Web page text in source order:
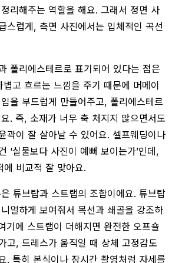
리해주는 역할을 해요. 그래서 정면 사
스럽게, 측면 사진에서는 입체적인 곡선
폴리에스테르로 표기되어 있다는 점은
고 흐르는 느낌을 주기 때문에 머메이
을 부드럽게 만들어주고, 폴리에스테르
. 즉, 소재가 너무 축 처지지 않으면서도
곽이 잘 살아날 수 있어요. 셀프웨딩이나
‘실물보다 사진이 예뻐 보이는가’인데,
에 비교적 잘 맞아요.
튜브탑과 스트랩의 조합이에요. 튜브탑
멀하게 보여줘서 목선과 쇄골을 강조하
기에 스트랩이 더해지면 완전한 오프숄
고, 드레스가 움직일 때 상체 고정감도
. 특히 본식이나 장시간 촬영처럼 자세를